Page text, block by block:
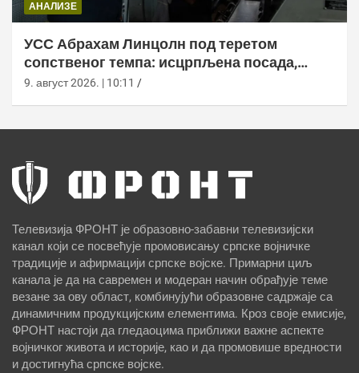
АНАЛИЗЕ
УСС Абрахам Линцолн под теретом
сопственог темпа: исцрпљена посада,
проблеми са снабдевањем и пад морала
9. август 2026. | 10:11
Телевизија ФРОНТ је образовно-забавни телевизијски
канал који се посвећује промовисању српске војничке
традиције и афирмацији српске војске. Примарни циљ
канала је да на савремен и модеран начин обрађује теме
везане за ову област, комбинујући образовне садржаје са
динамичним продукцијским елементима. Кроз своје емисије,
ФРОНТ настоји да гледаоцима приближи важне аспекте
војничког живота и историје, као и да промовише вредности
и достигнућа српске војске.